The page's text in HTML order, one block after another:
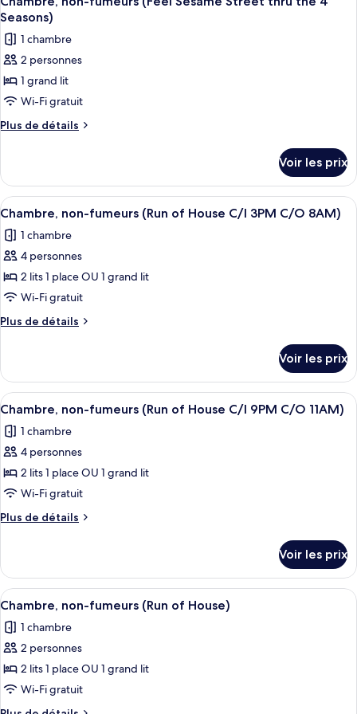
(Enjoy
Sesame
Street
as
a
Family)
chambre
Chambre,
non-
fumeurs
(Enjoy
Sesame
Street
a
toutes
les
photos
pour
ce
type
de
non-
fumeurs
(Feel
Sesame
Street
thru
the
4
Seasons)
Seasons)
1 chambre
2 personnes
1 grand lit
Wi-Fi gratuit
Plus de détails
Plus
le
type
de
Chambre,
non-
(Feel
Sesame
thru
Voir les prix
Afficher
toutes
les
photos
pour
ce
type
de
Chambre,
non-
fumeurs
(Run
of
House
C/I
3PM
C/O
Une chambre d’hôtel avec un lit, un
2
Chambre, non-fumeurs (Run of House C/I 3PM C/O 8AM)
1 chambre
4 personnes
2 lits 1 place OU 1 grand lit
Wi-Fi gratuit
Plus de détails
Plus
le
type
de
Chambre,
non-
(Run
of
C/I
Voir les prix
Afficher
toutes
les
photos
pour
ce
type
de
Chambre,
non-
fumeurs
(Run
of
House
C/I
9PM
Une chambre d’hôtel avec un lit, un
2
Chambre, non-fumeurs (Run of House C/I 9PM C/O 11AM)
1 chambre
4 personnes
2 lits 1 place OU 1 grand lit
Wi-Fi gratuit
Plus de détails
Plus
le
type
de
Chambre,
non-
(Run
of
Voir les prix
Afficher
toutes
les
photos
pour
ce
type
Une chambre d’hôtel avec un lit, un
2
Chambre, non-fumeurs (Run of House)
1 chambre
2 personnes
2 lits 1 place OU 1 grand lit
Wi-Fi gratuit